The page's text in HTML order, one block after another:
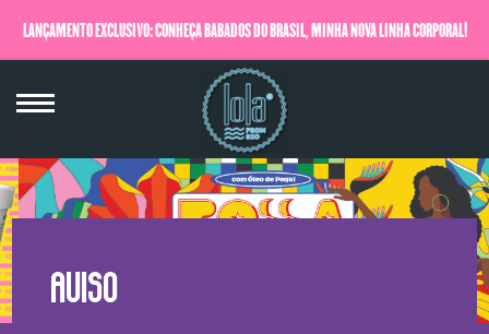
LANÇAMENTO EXCLUSIVO: CONHEÇA BABADOS DO BRASIL, MINHA NOVA LINHA CORPORAL!
QUERO SABER MAIS